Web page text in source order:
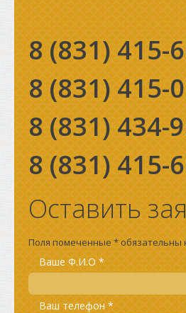
8 (831) 415-
8 (831) 415-
8 (831) 434-
8 (831) 415-
Оставить
Поля помеченные * обязательны
Ваше Ф.И.О *
Ваш телефон *